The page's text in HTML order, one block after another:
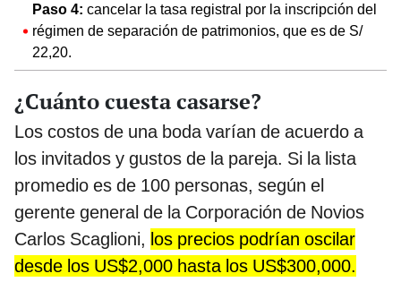
Paso 4: cancelar la tasa registral por la inscripción del
régimen de separación de patrimonios, que es de S/
22,20.
¿Cuánto cuesta casarse?
Los costos de una boda varían de acuerdo a
los invitados y gustos de la pareja. Si la lista
promedio es de 100 personas, según el
gerente general de la Corporación de Novios
Carlos Scaglioni, los precios podrían oscilar
desde los US$2,000 hasta los US$300,000.